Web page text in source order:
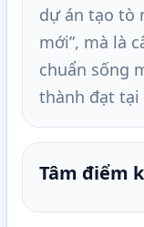
dự án tạo tò
mới”, mà là
chuẩn sống
thành đạt tại
Tâm điểm